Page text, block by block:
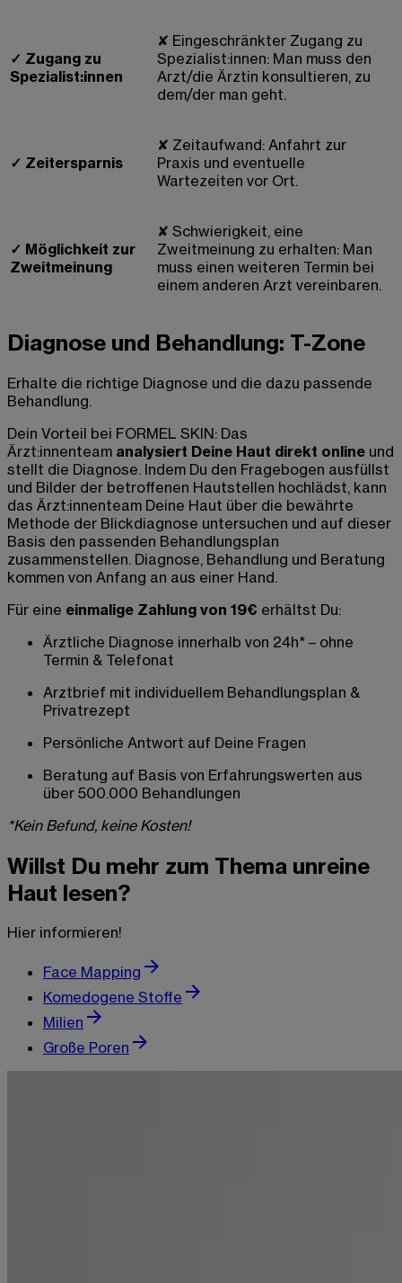
✓ Zugang zu
Spezialist:innen
✘ Eingeschränkter Zugang zu
Spezialist:innen: Man muss den
Arzt/die Ärztin konsultieren, zu
dem/der man geht.
✓ Zeitersparnis
✘ Zeitaufwand: Anfahrt zur
Praxis und eventuelle
Wartezeiten vor Ort.
✓ Möglichkeit zur
Zweitmeinung
✘ Schwierigkeit, eine
Zweitmeinung zu erhalten: Man
muss einen weiteren Termin bei
einem anderen Arzt vereinbaren.
Diagnose und Behandlung: T-Zone
Erhalte die richtige Diagnose und die dazu passende
Behandlung.
Dein Vorteil bei FORMEL SKIN: Das
Ärzt:innenteam analysiert Deine Haut direkt online und
stellt die Diagnose. Indem Du den Fragebogen ausfüllst
und Bilder der betroffenen Hautstellen hochlädst, kann
das Ärzt:innenteam Deine Haut über die bewährte
Methode der Blickdiagnose untersuchen und auf dieser
Basis den passenden Behandlungsplan
zusammenstellen. Diagnose, Behandlung und Beratung
kommen von Anfang an aus einer Hand.
Für eine einmalige Zahlung von 19€ erhältst Du:
Ärztliche Diagnose innerhalb von 24h* – ohne
Termin & Telefonat
Arztbrief mit individuellem Behandlungsplan &
Privatrezept
Persönliche Antwort auf Deine Fragen
Beratung auf Basis von Erfahrungswerten aus
über 500.000 Behandlungen
*Kein Befund, keine Kosten!
Willst Du mehr zum Thema unreine
Haut lesen?
Hier informieren!
Face Mapping
Komedogene Stoffe
Milien
Große Poren